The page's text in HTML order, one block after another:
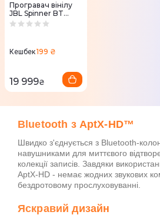
Програвач вінілу
JBL Spinner BT
(Black Orange)
Кешбек199 ₴
19 999₴
Bluetooth з AptX-HD™
Швидко з'єднується з Bluetooth-
навушниками для миттєвого
колекції записів. Завдяки
AptX-HD - немає жодних звукових
бездротовому прослуховуванні.
Яскравий дизайн